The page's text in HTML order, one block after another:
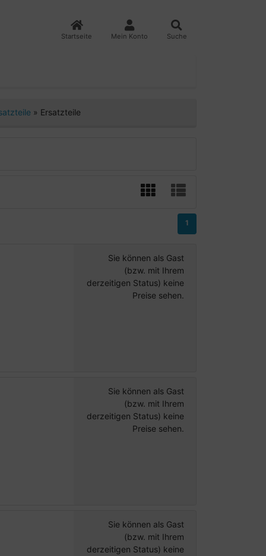
Startseite Mein Konto Suche
» Ersatzteile
1
Sie können als Gast
(bzw. mit Ihrem
derzeitigen Status) keine
Preise sehen.
Sie können als Gast
(bzw. mit Ihrem
derzeitigen Status) keine
Preise sehen.
Sie können als Gast
(bzw. mit Ihrem
derzeitigen Status) keine